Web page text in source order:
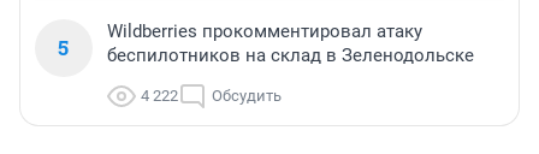
5
Wildberries прокомментировал атаку
беспилотников на склад в Зеленодольске
4 222 Обсудить